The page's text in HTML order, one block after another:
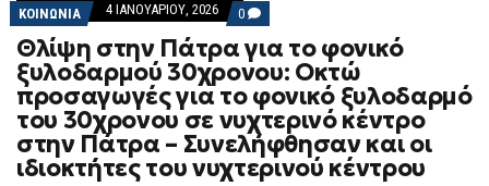
ΚΟΙΝΩΝΙΑ 4 ΙΑΝΟΥΑΡΊΟΥ, 2026 0 COMMENTS
ON
ΘΛΊΨΗ
ΣΤΗΝ
ΠΆΤΡΑ
ΓΙΑ
ΤΟ
ΦΟΝΙΚΌ
ΞΥΛΟΔΑΡΜΟΎ
30ΧΡΟΝΟΥ:
ΟΚΤΏ
Θλίψη στην Πάτρα για το φονικό
ξυλοδαρμού 30χρονου: Οκτώ
προσαγωγές για το φονικό ξυλοδαρμό
του 30χρονου σε νυχτερινό κέντρο
στην Πάτρα – Συνελήφθησαν και οι
ιδιοκτήτες του νυχτερινού κέντρου